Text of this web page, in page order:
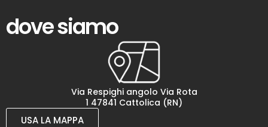
dove siamo
Via Respighi angolo Via Rota
1 47841 Cattolica (RN)
USA LA MAPPA